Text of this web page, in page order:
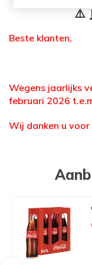
⚠️
Beste klanten,
Wegens jaarlijks
februari 2026
Wij danken u